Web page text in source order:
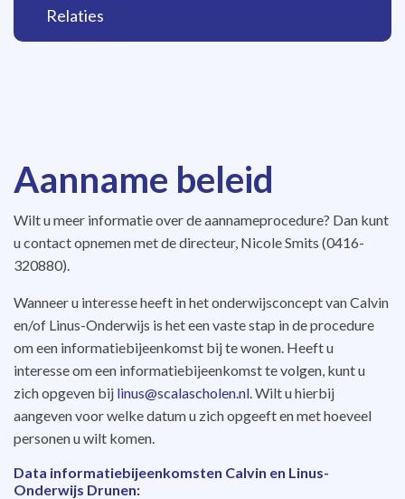
Relaties
Aanname beleid
Wilt u meer informatie over de aannameprocedure? Dan kunt
u contact opnemen met de directeur, Nicole Smits (0416-
320880).
Wanneer u interesse heeft in het onderwijsconcept van Calvin
en/of Linus-Onderwijs is het een vaste stap in de procedure
om een informatiebijeenkomst bij te wonen. Heeft u
interesse om een informatiebijeenkomst te volgen, kunt u
zich opgeven bij linus@scalascholen.nl. Wilt u hierbij
aangeven voor welke datum u zich opgeeft en met hoeveel
personen u wilt komen.
Data informatiebijeenkomsten Calvin en Linus-
Onderwijs Drunen: